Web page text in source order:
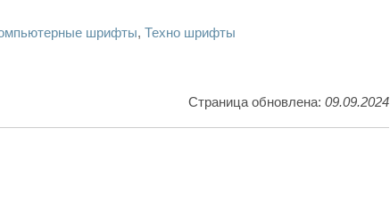
шрифты, Техно шрифты
Страница обновлена: 09.09.2024